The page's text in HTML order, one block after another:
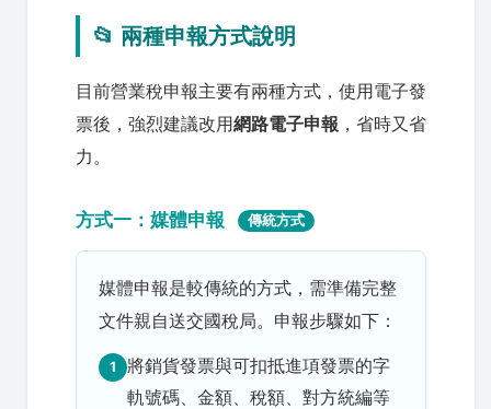
📂 兩種申報方式說明
目前營業稅申報主要有兩種方式，使用電子發
票後，強烈建議改用網路電子申報 ，省時又省
力。
方式一：媒體申報 傳統方式
媒體申報是較傳統的方式，需準備完整
文件親自送交國稅局。申報步驟如下：
1
將銷貨發票與可扣抵進項發票的字
軌號碼、金額、稅額、對方統編等